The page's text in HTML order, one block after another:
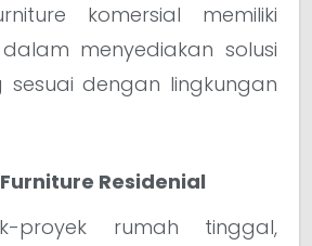
komersial memiliki
menyediakan solusi
sesuai dengan lingkungan
Residenial
proyek rumah tinggal,